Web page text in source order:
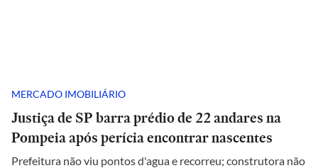
MERCADO IMOBILIÁRIO
Justiça de SP barra prédio de 22 andares na
Pompeia após perícia encontrar nascentes
Prefeitura não viu pontos d'agua e recorreu; construtora não